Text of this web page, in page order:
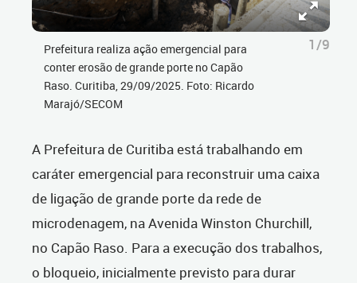
Prefeitura realiza ação emergencial para
conter erosão de grande porte no Capão
Raso. Curitiba, 29/09/2025. Foto: Ricardo
Marajó/SECOM
1/9
A Prefeitura de Curitiba está trabalhando em
caráter emergencial para reconstruir uma caixa
de ligação de grande porte da rede de
microdenagem, na Avenida Winston Churchill,
no Capão Raso. Para a execução dos trabalhos,
o bloqueio, inicialmente previsto para durar